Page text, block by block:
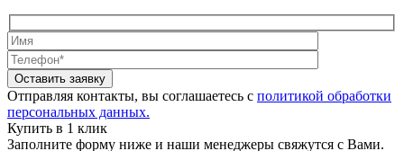
Оставить заявку
Отправляя контакты, вы соглашаетесь с политикой обработки
персональных данных.
Купить в 1 клик
Заполните форму ниже и наши менеджеры свяжутся с Вами.